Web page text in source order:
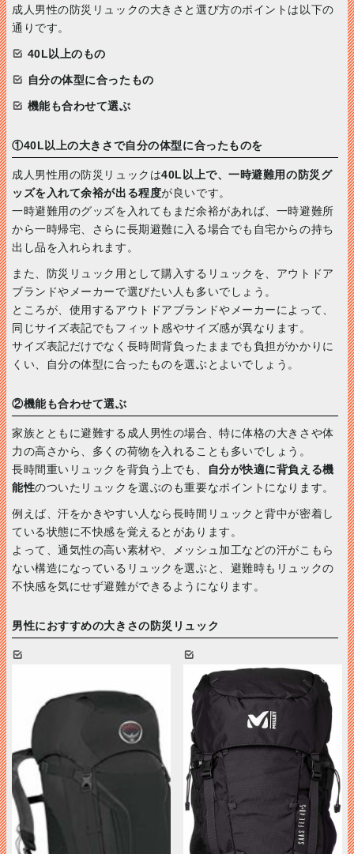
成人男性の防災リュックの大きさと選び方のポイントは以下の
通りです。
40L以上のもの
自分の体型に合ったもの
機能も合わせて選ぶ
①40L以上の大きさで自分の体型に合ったものを
成人男性用の防災リュックは40L以上で、一時避難用の防災グ
ッズを入れて余裕が出る程度が良いです。
一時避難用のグッズを入れてもまだ余裕があれば、一時避難所
から一時帰宅、さらに長期避難に入る場合でも自宅からの持ち
出し品を入れられます。
また、防災リュック用として購入するリュックを、アウトドア
ブランドやメーカーで選びたい人も多いでしょう。
ところが、使用するアウトドアブランドやメーカーによって、
同じサイズ表記でもフィット感やサイズ感が異なります。
サイズ表記だけでなく長時間背負ったままでも負担がかかりに
くい、自分の体型に合ったものを選ぶとよいでしょう。
②機能も合わせて選ぶ
家族とともに避難する成人男性の場合、特に体格の大きさや体
力の高さから、多くの荷物を入れることも多いでしょう。
長時間重いリュックを背負う上でも、
自分が快適に背負える機
能性のついたリュックを選ぶのも重要なポイントになります。
例えば、汗をかきやすい人なら長時間リュックと背中が密着し
ている状態に不快感を覚えるとがあります。
よって、通気性の高い素材や、メッシュ加工などの汗がこもら
ない構造になっているリュックを選ぶと、避難時もリュックの
不快感を気にせず避難ができるようになります。
男性におすすめの大きさの防災リュック